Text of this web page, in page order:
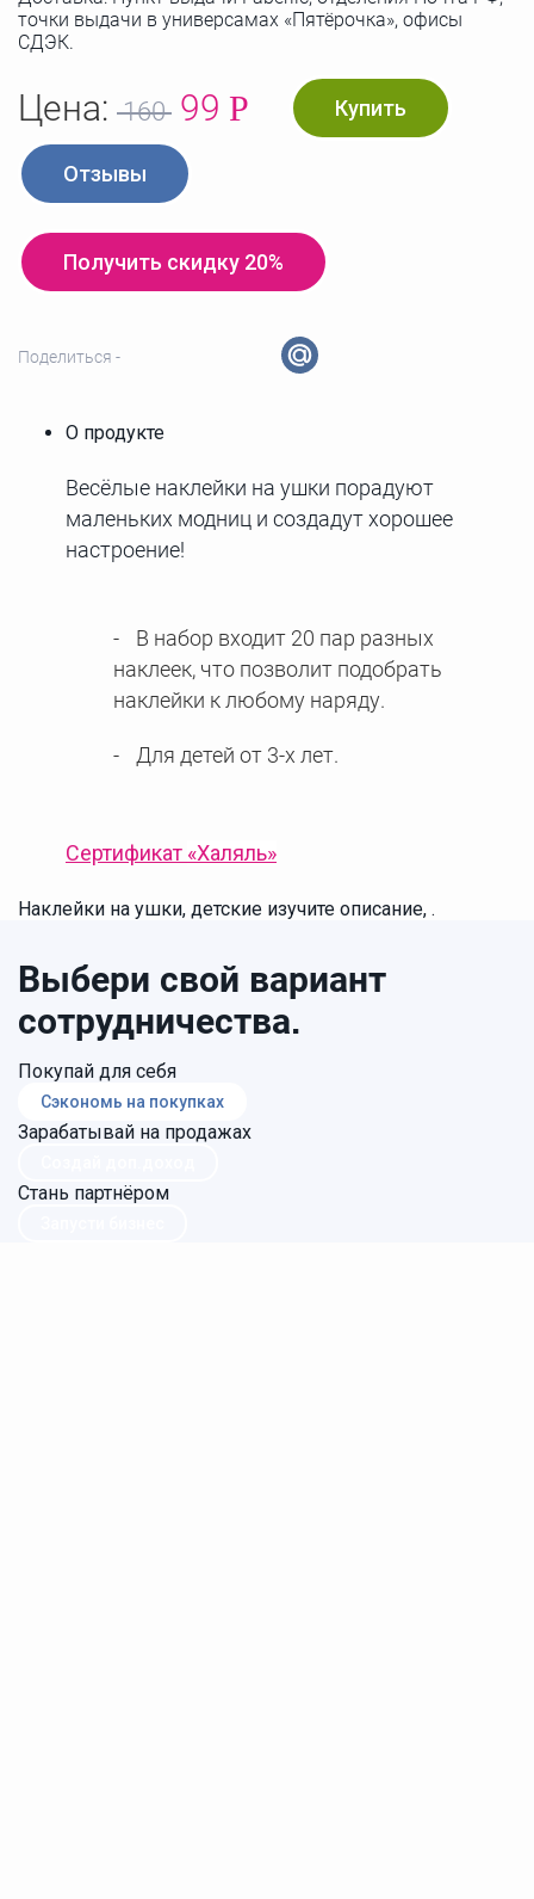
точки выдачи в универсамах «Пятёрочка», офисы
СДЭК.
Цена: 160 99 Р Купить
Отзывы
Получить скидку 20%
Поделиться -
О продукте
Весёлые наклейки на ушки порадуют
маленьких модниц и создадут хорошее
настроение!
В набор входит 20 пар разных
наклеек, что позволит подобрать
наклейки к любому наряду.
Для детей от 3-х лет.
Сертификат «Халяль»
Наклейки на ушки, детские изучите описание, .
Выбери свой вариант
сотрудничества.
Покупай для себя
Сэкономь на покупках
Зарабатывай на продажах
Стань партнёром